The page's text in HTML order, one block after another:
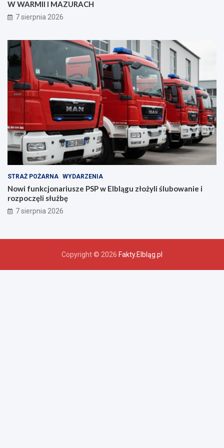
z
p
i
c
z
e
ń
s
t
w
a
n
i
W WARMII I MAZURACH
7 sierpnia 2026
STRAŻ POŻARNA WYDARZENIA
Nowi funkcjonariusze PSP w Elblągu złożyli ślubowanie i
rozpoczęli służbę
7 sierpnia 2026
Copyright © 2026 Fakty.Elbląg.pl